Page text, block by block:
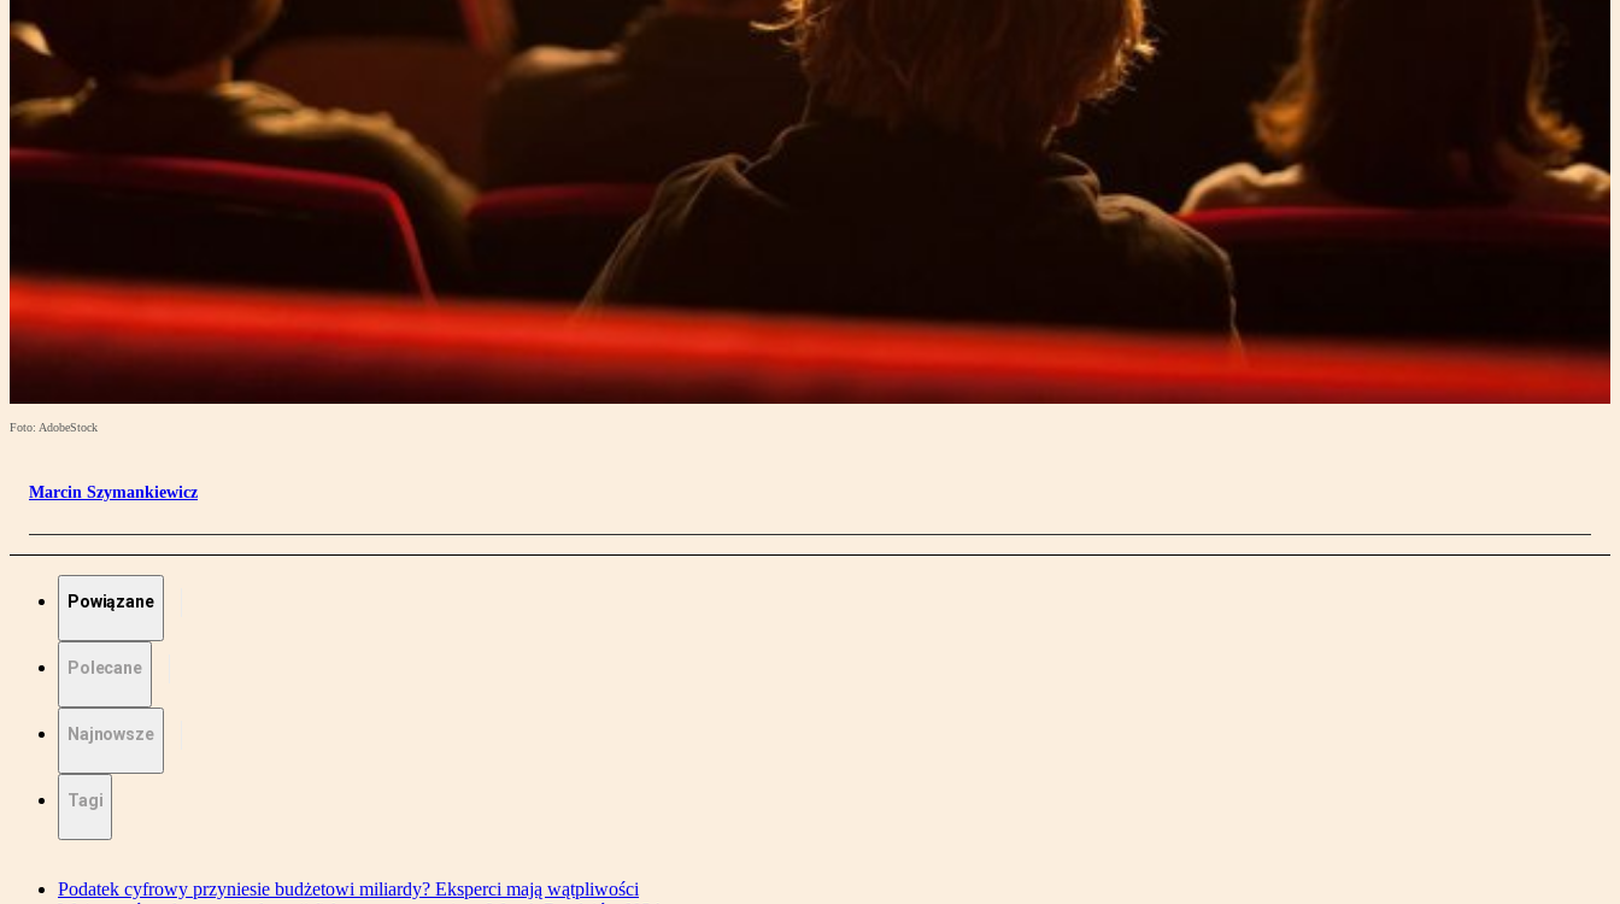
Foto: AdobeStock
Marcin Szymankiewicz
Powiązane
Polecane
Najnowsze
Tagi
Podatek cyfrowy przyniesie budżetowi miliardy? Eksperci mają wątpliwości